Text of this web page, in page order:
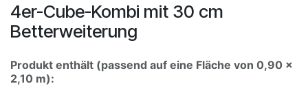
4er-Cube-Kombi mit 30 cm
Betterweiterung
Produkt enthält (passend auf eine Fläche von 0,90 x
2,10 m):